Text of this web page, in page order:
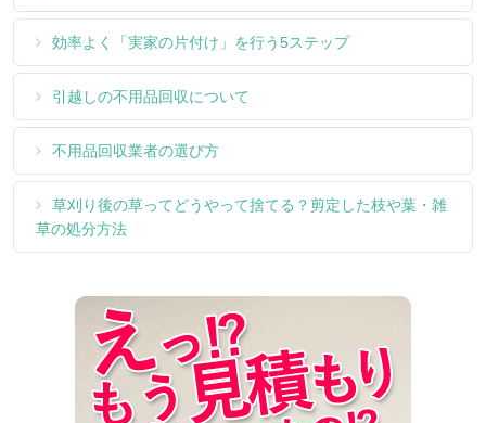
効率よく「実家の片付け」を行う5ステップ
引越しの不用品回収について
不用品回収業者の選び方
草刈り後の草ってどうやって捨てる？剪定した枝や葉・雑
草の処分方法